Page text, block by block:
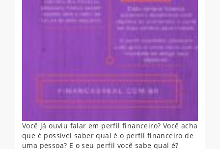
Você já ouviu falar em perfil financeiro? Você acha
que é possível saber qual é o perfil financeiro de
uma pessoa? E o seu perfil você sabe qual é?